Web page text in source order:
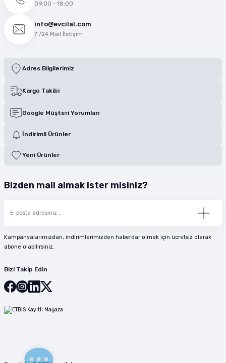
09:00 - 18:00
info@evcilal.com
7 /24 Mail İletişim
Adres Bilgilerimiz
Kargo Takibi
Google Müşteri Yorumları
İndirimli Ürünler
Yeni Ürünler
Bizden mail almak ister misiniz?
Kampanyalarımızdan, indirimlerimizden haberdar olmak için ücretsiz olarak
abone olabilirsiniz.
Bizi Takip Edin